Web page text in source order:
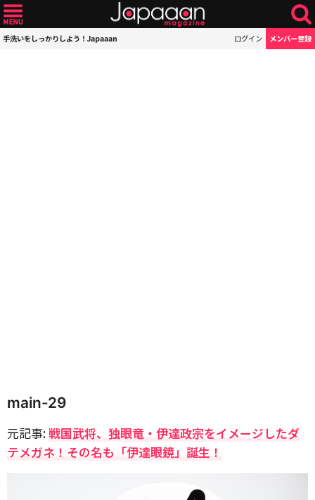
手洗いをしっかりしよう！Japaaan ログイン メンバー登録
main-29
元記事:戦国武将、独眼竜・伊達政宗をイメージしたダ
テメガネ！その名も「伊達眼鏡」誕生！